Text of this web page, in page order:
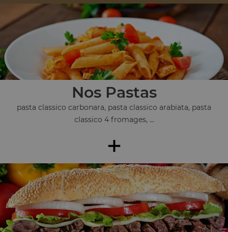
Nos Pastas
pasta classico carbonara, pasta classico arabiata, pasta
classico 4 fromages, ...
+